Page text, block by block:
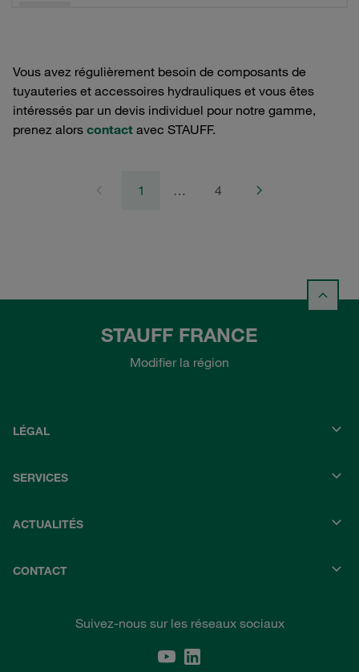
Vous avez régulièrement besoin de composants de
tuyauteries et accessoires hydrauliques et vous êtes
intéressés par un devis individuel pour notre gamme,
prenez alors contact avec STAUFF.
1 … 4
STAUFF FRANCE
Modifier la région
LÉGAL
SERVICES
ACTUALITÉS
CONTACT
Suivez-nous sur les réseaux sociaux